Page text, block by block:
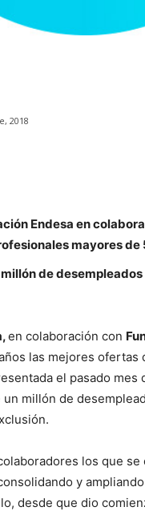
2018
Endesa en
mayores de
millón de
en colaboración con
las mejores ofertas
el pasado mes
millón de
los que
y
desde que dio